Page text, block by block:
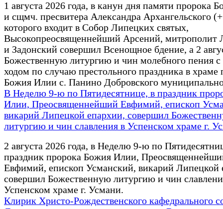
1 августа 2026 года, в канун дня памяти пророка
и сщмч. пресвитера Александра Архангельского
которого входит в Собор Липецких святых,
Высокопреосвященнейший Арсений, митрополит
и Задонский совершил Всенощное бдение, а 2
Божественную литургию и чин молебного пения
ходом по случаю престольного праздника в храме
Божия Илии с. Панино Добровского
В Неделю 9-ю по Пятидесятнице, в праздник
Илии, Преосвященнейший Евфимий, епископ
викарий Липецкой епархии, совершил
литургию и чин славления в Успенском храме г.
2 августа 2026 года, в Неделю 9-ю по
праздник пророка Божия Илии,
Евфимий, епископ Усманский, викарий Липецкой
совершил Божественную литургию и чин
Успенском храме г. Усмани.
Клирик Христо-Рождественского кафедрального